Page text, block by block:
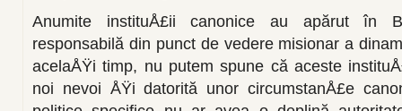
Anumite instituÅ£ii canonice au apărut în
responsabilă din punct de vedere misionar a
acelaÅŸi timp, nu putem spune că aceste
noi nevoi ÅŸi datorită unor circumstanÅ£e